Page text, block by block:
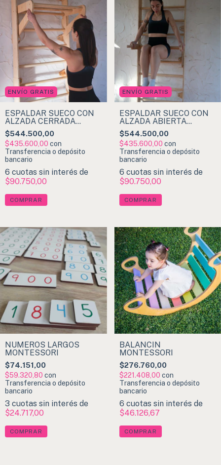
ENVÍO GRATIS
ESPALDAR SUECO CON
ALZADA CERRADA
MOVIBLE
$544.500,00
$435.600,00 con
Transferencia o depósito
bancario
6 cuotas sin interés de
$90.750,00
ENVÍO GRATIS
ESPALDAR SUECO CON
ALZADA ABIERTA
MOVIBLE
$544.500,00
$435.600,00 con
Transferencia o depósito
bancario
6 cuotas sin interés de
$90.750,00
NÚMEROS LARGOS
MONTESSORI
$74.151,00
$59.320,80 con
Transferencia o depósito
bancario
3 cuotas sin interés de
$24.717,00
BALANCÍN
MONTESSORI
$276.760,00
$221.408,00 con
Transferencia o depósito
bancario
6 cuotas sin interés de
$46.126,67